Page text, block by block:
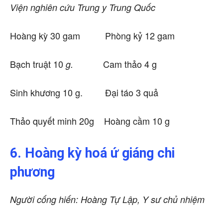
Viện nghiên cứu Trung y Trung Quốc
Hoàng kỳ 30 gam Phòng kỷ 12 gam
Bạch truật 10 g. Cam thảo 4 g
Sinh khương 10 g. Đại táo 3 quả
Thảo quyết minh 20g Hoàng cầm 10 g
6. Hoàng kỳ hoá ứ giáng chi
phương
Người cống hiến: Hoàng Tự Lập, Y sư chủ nhiệm